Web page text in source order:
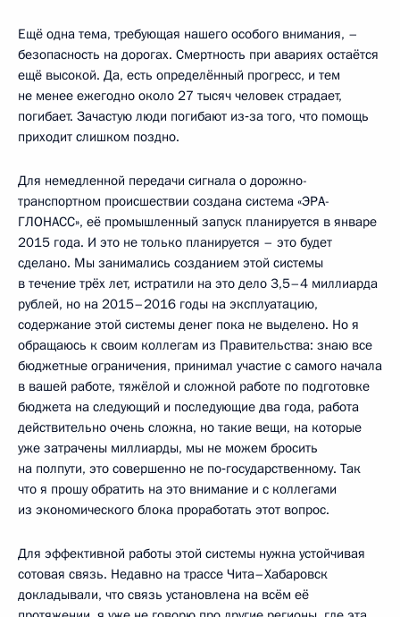
Ещё одна тема, требующая нашего особого внимания, –
безопасность на дорогах. Смертность при авариях остаётся
ещё высокой. Да, есть определённый прогресс, и тем
не менее ежегодно около 27 тысяч человек страдает,
погибает. Зачастую люди погибают из‑за того, что помощь
приходит слишком поздно.
Для немедленной передачи сигнала о дорожно-
транспортном происшествии создана система «ЭРА-
ГЛОНАСС», её промышленный запуск планируется в январе
2015 года. И это не только планируется – это будет
сделано. Мы занимались созданием этой системы
в течение трёх лет, истратили на это дело 3,5–4 миллиарда
рублей, но на 2015–2016 годы на эксплуатацию,
содержание этой системы денег пока не выделено. Но я
обращаюсь к своим коллегам из Правительства: знаю все
бюджетные ограничения, принимал участие с самого начала
в вашей работе, тяжёлой и сложной работе по подготовке
бюджета на следующий и последующие два года, работа
действительно очень сложна, но такие вещи, на которые
уже затрачены миллиарды, мы не можем бросить
на полпути, это совершенно не по‑государственному. Так
что я прошу обратить на это внимание и с коллегами
из экономического блока проработать этот вопрос.
Для эффективной работы этой системы нужна устойчивая
сотовая связь. Недавно на трассе Чита–Хабаровск
докладывали, что связь установлена на всём её